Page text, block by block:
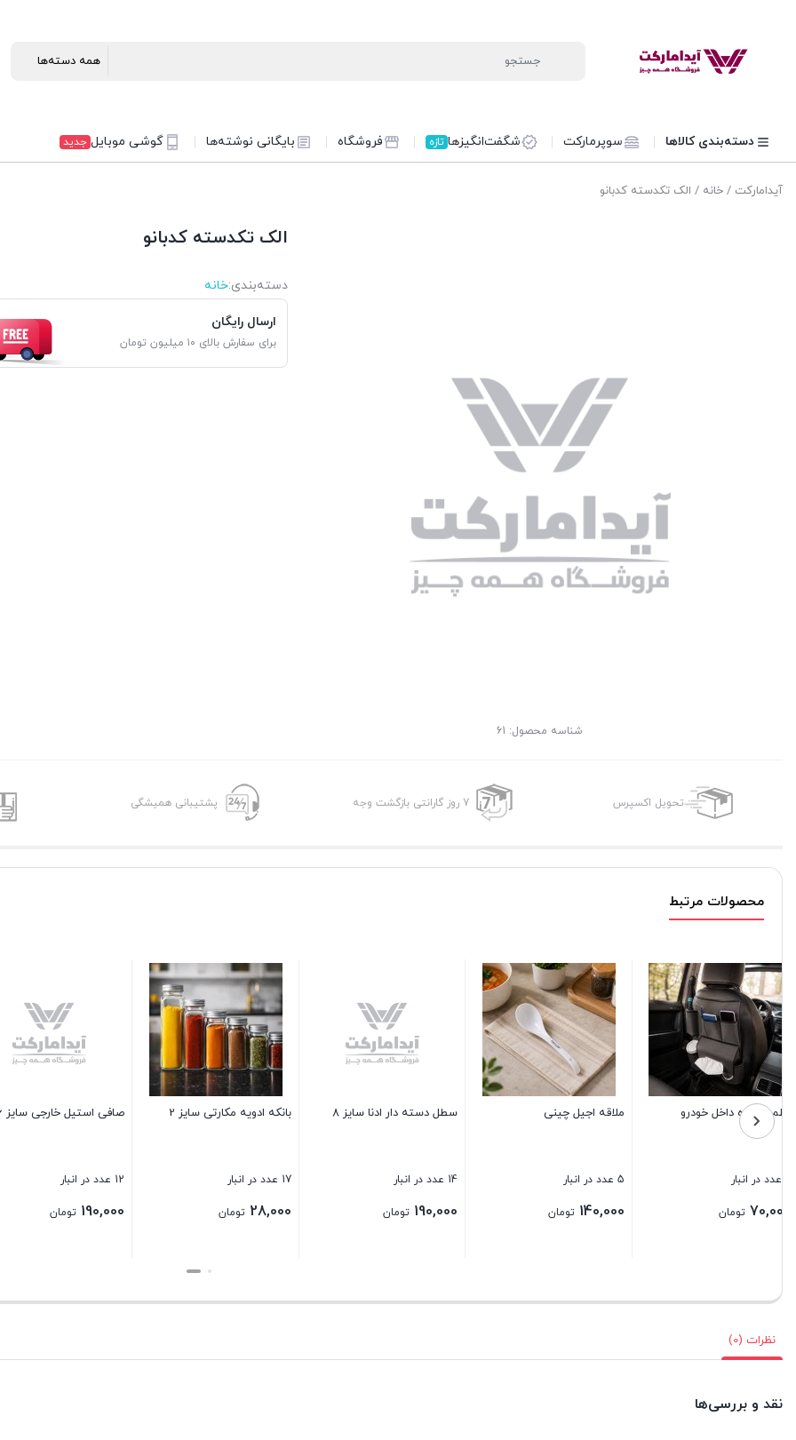
دسته‌بندی کالاها سوپرمارکت شگفت‌انگیزها تازه فروشگاه بایگانی نوشته‌ها گوشی موبایل جدید
آیدامارکت / خانه / الک تکدسته کدبانو
شناسه محصول: 61
الک تکدسته کدبانو
دسته‌بندی‌:خانه
ارسال رایگان
برای سفارش بالای ۱۰ میلیون تومان
تحویل اکسپرس 7 روز گارانتی بازگشت وجه پشتیبانی همیشگی
محصولات مرتبط
ملاقه اجیل چینی
5 عدد در انبار
140,000 تومان
سطل دسته دار ادنا سایز 8
14 عدد در انبار
190,000 تومان
بانکه ادویه مکارتی سایز 2
17 عدد در انبار
28,000 تومان
صافی استیل خارجی سایز 16
12 عدد در انبار
190,000 تومان
فنجان رایز نوریتازه
4 عدد در انبار
190,000 تومان
نظرات (0)
نقد و بررسی‌ها